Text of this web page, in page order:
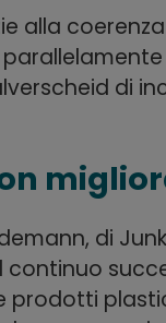
alla
di
di
prodotti